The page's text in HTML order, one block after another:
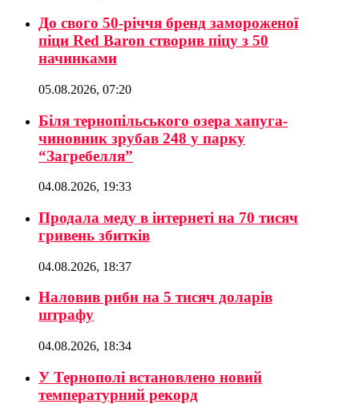
До свого 50-річчя бренд замороженої
піци Red Baron створив піцу з 50
начинками
05.08.2026, 07:20
Біля тернопільського озера хапуга-
чиновник зрубав 248 у парку
“Загребелля”
04.08.2026, 19:33
Продала меду в інтернеті на 70 тисяч
гривень збитків
04.08.2026, 18:37
Наловив риби на 5 тисяч доларів
штрафу
04.08.2026, 18:34
У Тернополі встановлено новий
температурний рекорд